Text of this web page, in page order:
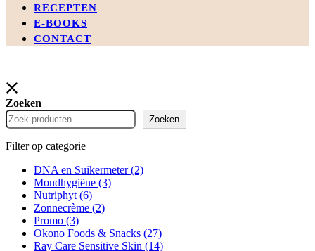
RECEPTEN
E-BOOKS
CONTACT
Zoeken
Zoeken
Filter op categorie
DNA en Suikermeter(2)
Mondhygiëne (3)
Nutriphyt (6)
Zonnecrème (2)
Promo (3)
Okono Foods & Snacks (27)
Ray Care Sensitive Skin (14)